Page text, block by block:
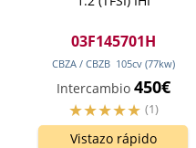
03F145701H
CBZA / CBZB 105cv (77kw)
Intercambio 450€
(1)
Vistazo rápido